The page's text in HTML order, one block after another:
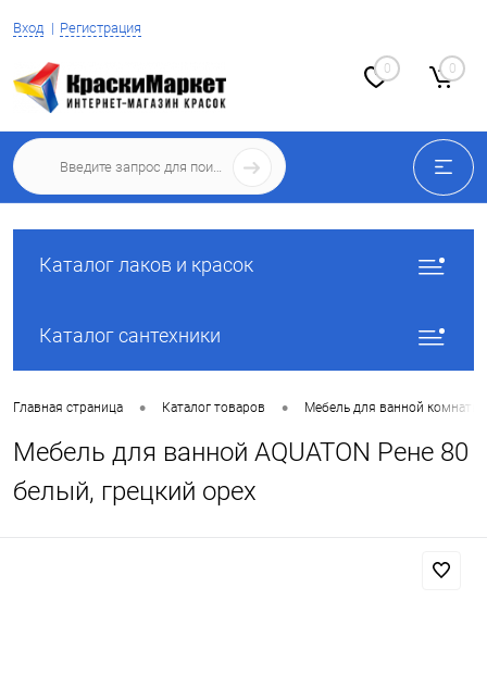
Вход Регистрация
0 0
Каталог лаков и красок
Каталог сантехники
Главная страница • Каталог товаров • Мебель для ванной комнаты
Мебель для ванной AQUATON Рене 80
белый, грецкий орех